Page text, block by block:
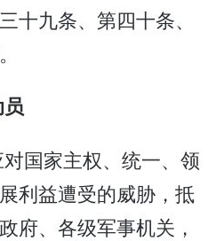
十九条、第四十条、
国家主权、统一、领
利益遭受的威胁，抵
府、各级军事机关，